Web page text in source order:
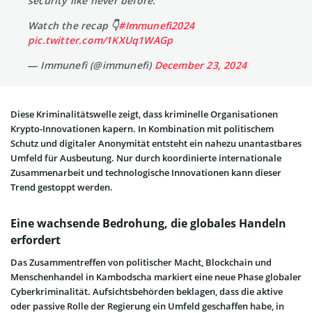
Watch the recap 👇#Immunefi2024
pic.twitter.com/1KXUq1WAGp
— Immunefi (@immunefi) December 23, 2024
Diese Kriminalitätswelle zeigt, dass kriminelle Organisationen
Krypto-Innovationen kapern. In Kombination mit politischem
Schutz und digitaler Anonymität entsteht ein nahezu unantastbares
Umfeld für Ausbeutung. Nur durch koordinierte internationale
Zusammenarbeit und technologische Innovationen kann dieser
Trend gestoppt werden.
Eine wachsende Bedrohung, die globales Handeln
erfordert
Das Zusammentreffen von politischer Macht, Blockchain und
Menschenhandel in Kambodscha markiert eine neue Phase globaler
Cyberkriminalität. Aufsichtsbehörden beklagen, dass die aktive
oder passive Rolle der Regierung ein Umfeld geschaffen habe, in